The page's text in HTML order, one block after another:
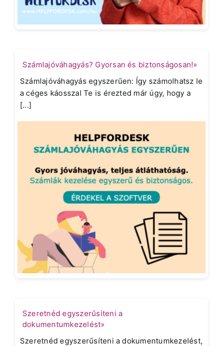
Számlajóváhagyás? Gyorsan és biztonságosan!»
Számlajóváhagyás egyszerűen: Így számolhatsz le
a céges káosszal Te is érezted már úgy, hogy a
[...]
Szeretnéd egyszerűsíteni a
dokumentumkezelést»
Szeretnéd egyszerűsíteni a dokumentumkezelést,